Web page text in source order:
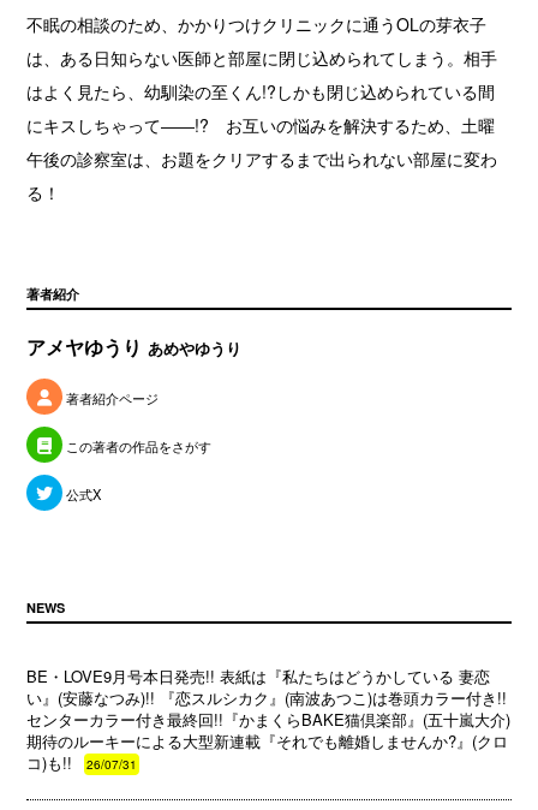
不眠の相談のため、かかりつけクリニックに通うOLの芽衣子
は、ある日知らない医師と部屋に閉じ込められてしまう。相手
はよく見たら、幼馴染の至くん!?しかも閉じ込められている間
にキスしちゃって――!? お互いの悩みを解決するため、土曜
午後の診察室は、お題をクリアするまで出られない部屋に変わ
る！
著者紹介
アメヤゆうりあめやゆうり
著者紹介ページ
この著者の作品をさがす
公式X
NEWS
BE・LOVE9月号本日発売!! 表紙は『私たちはどうかしている 妻恋
い』(安藤なつみ)!! 『恋スルシカク』(南波あつこ)は巻頭カラー付き!!
センターカラー付き最終回!!『かまくらBAKE猫倶楽部』(五十嵐大介)
期待のルーキーによる大型新連載『それでも離婚しませんか?』(クロ
コ)も!!
26/07/31